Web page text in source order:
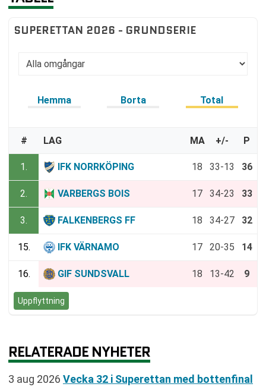
SUPERETTAN 2026 - GRUNDSERIE
Hemma Borta Total
# LAG MA +/- P
1. IFK NORRKÖPING 18 33-13 36
2. VARBERGS BOIS 17 34-23 33
3. FALKENBERGS FF 18 34-27 32
15. IFK VÄRNAMO 17 20-35 14
16. GIF SUNDSVALL 18 13-42 9
Uppflyttning
RELATERADE NYHETER
3 aug 2026 Vecka 32 i Superettan med bottenfinal